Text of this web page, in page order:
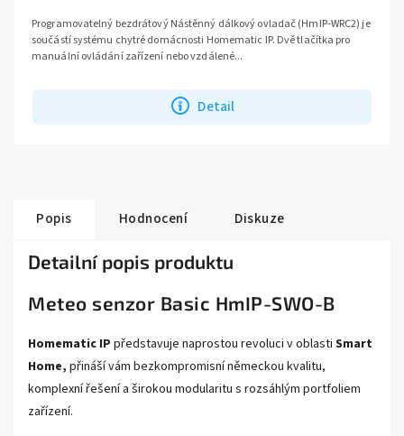
Detail
Programovatelný bezdrátový Nástěnný dálkový ovladač (HmIP-WRC2) je
součástí systému chytré domácnosti Homematic IP. Dvě tlačítka pro
manuální ovládání zařízení nebo vzdálené...
Popis Hodnocení Diskuze
Detailní popis produktu
Meteo senzor Basic HmIP-SWO-B
Homematic IP představuje naprostou revoluci v oblasti Smart
Home, přináší vám bezkompromisní německou kvalitu,
komplexní řešení a širokou modularitu s rozsáhlým portfoliem
zařízení.